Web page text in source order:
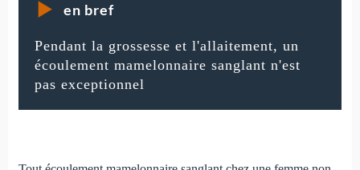
en bref
Pendant la grossesse et l'allaitement, un
écoulement mamelonnaire sanglant n'est
pas exceptionnel